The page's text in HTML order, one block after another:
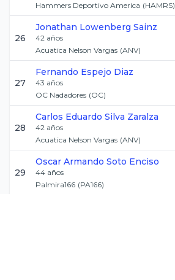
Hammers Deportivo America (HAMRS)
26
Jonathan Lowenberg Sainz
42 años
Acuatica Nelson Vargas (ANV)
27
Fernando Espejo Diaz
43 años
OC Nadadores (OC)
28
Carlos Eduardo Silva Zaralza
42 años
Acuatica Nelson Vargas (ANV)
29
Oscar Armando Soto Enciso
44 años
Palmira166 (PA166)